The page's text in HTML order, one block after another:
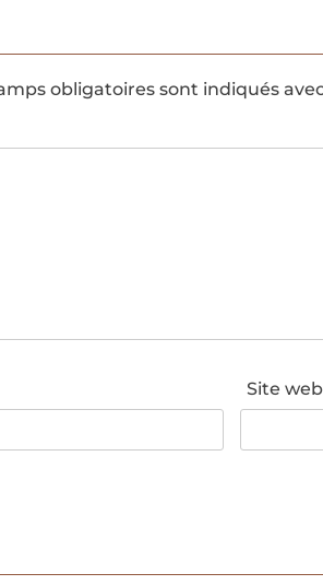
obligatoires sont indiqués
Site web